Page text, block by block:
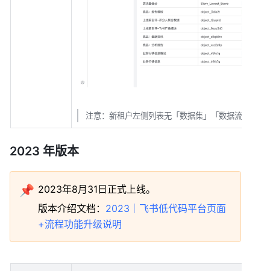
注意：新租户左侧列表无「数据集」「数据流」
2023 年版本
📌 2023年8月31日正式上线。
版本介绍文档： 2023｜飞书低代码平台页面
+流程功能升级说明